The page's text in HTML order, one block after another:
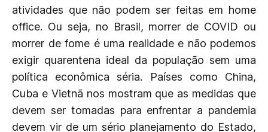
atividades que não podem ser feitas em home
office. Ou seja, no Brasil, morrer de COVID ou
morrer de fome é uma realidade e não podemos
exigir quarentena ideal da população sem uma
política econômica séria. Países como China,
Cuba e Vietnã nos mostram que as medidas que
devem ser tomadas para enfrentar a pandemia
devem vir de um sério planejamento do Estado,